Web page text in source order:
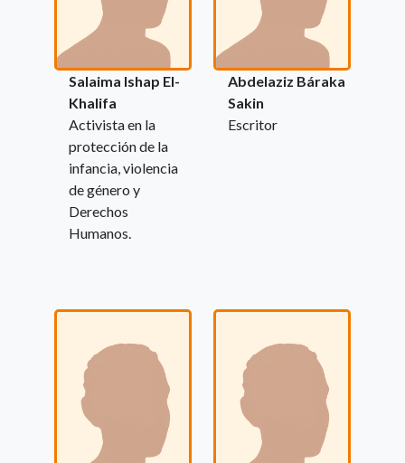
Salaima Ishap El-
Khalifa
Activista en la
protección de la
infancia, violencia
de género y
Derechos
Humanos.
Abdelaziz Báraka
Sakin
Escritor